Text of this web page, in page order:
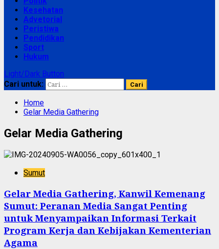
Kesehatan
Advetorial
Peristiwa
Pendidikan
Sport
Hukum
Light/Dark Button
Cari untuk:
Home
Gelar Media Gathering
Gelar Media Gathering
Sumut
Gelar Media Gathering, Kanwil Kemenang
Sumut: Peranan Media Sangat Penting
untuk Menyampaikan Informasi Terkait
Program Kerja dan Kebijakan Kementerian
Agama